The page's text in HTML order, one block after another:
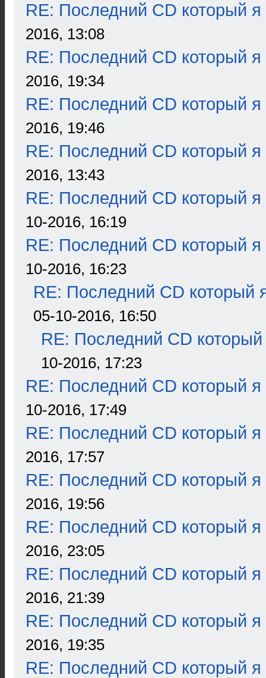
RE: Последний CD который я
2016, 13:08
RE: Последний CD который я
2016, 19:34
RE: Последний CD который я
2016, 19:46
RE: Последний CD который я
2016, 13:43
RE: Последний CD который я
10-2016, 16:19
RE: Последний CD который я
10-2016, 16:23
RE: Последний CD который
05-10-2016, 16:50
RE: Последний CD который
10-2016, 17:23
RE: Последний CD который я
10-2016, 17:49
RE: Последний CD который я
2016, 17:57
RE: Последний CD который я
2016, 19:56
RE: Последний CD который я
2016, 23:05
RE: Последний CD который я
2016, 21:39
RE: Последний CD который я
2016, 19:35
RE: Последний CD который я